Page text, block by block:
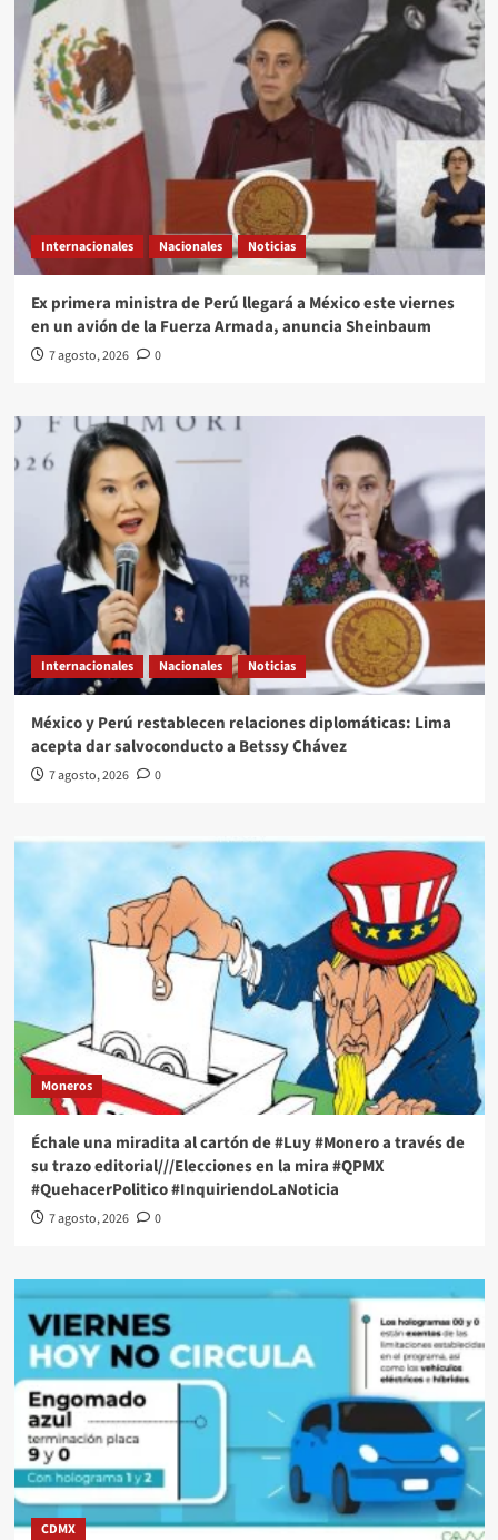
Internacionales Nacionales Noticias
Ex primera ministra de Perú llegará a México este viernes
en un avión de la Fuerza Armada, anuncia Sheinbaum
7 agosto, 2026 0
Internacionales Nacionales Noticias
México y Perú restablecen relaciones diplomáticas: Lima
acepta dar salvoconducto a Betssy Chávez
7 agosto, 2026 0
Moneros
Échale una miradita al cartón de #Luy #Monero a través de
su trazo editorial///Elecciones en la mira #QPMX
#QuehacerPolitico #InquiriendoLaNoticia
7 agosto, 2026 0
CDMX